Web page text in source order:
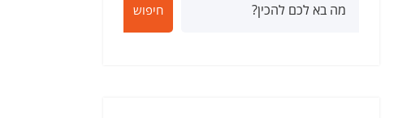
חיפוש